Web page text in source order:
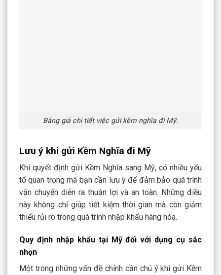
Bảng giá chi tiết việc gửi kềm nghĩa đi Mỹ.
Lưu ý khi gửi Kềm Nghĩa đi Mỹ
Khi quyết định gửi Kềm Nghĩa sang Mỹ, có nhiều yếu
tố quan trọng mà bạn cần lưu ý để đảm bảo quá trình
vận chuyển diễn ra thuận lợi và an toàn. Những điều
này không chỉ giúp tiết kiệm thời gian mà còn giảm
thiểu rủi ro trong quá trình nhập khẩu hàng hóa.
Quy định nhập khẩu tại Mỹ đối với dụng cụ sắc
nhọn
Một trong những vấn đề chính cần chú ý khi gửi Kềm